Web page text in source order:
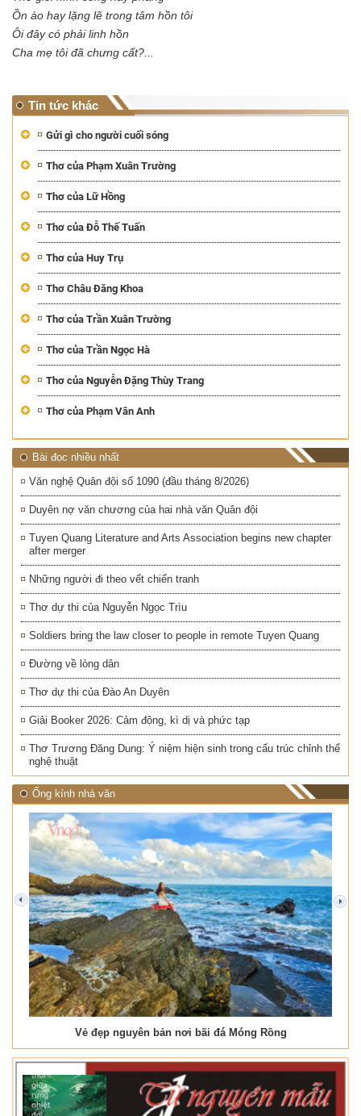
Ồn ào hay lặng lẽ trong tâm hồn tôi
Ôi đây có phải linh hồn
Cha mẹ tôi đã chưng cất?...
Tin tức khác
Gửi gì cho người cuối sóng
Thơ của Phạm Xuân Trường
Thơ của Lữ Hồng
Thơ của Đỗ Thế Tuấn
Thơ của Huy Trụ
Thơ Châu Đăng Khoa
Thơ của Trần Xuân Trường
Thơ của Trần Ngọc Hà
Thơ của Nguyễn Đặng Thùy Trang
Thơ của Phạm Vân Anh
Bài đọc nhiều nhất
Văn nghệ Quân đội số 1090 (đầu tháng 8/2026)
Duyên nợ văn chương của hai nhà văn Quân đội
Tuyen Quang Literature and Arts Association begins new chapter
after merger
Những người đi theo vết chiến tranh
Thơ dự thi của Nguyễn Ngọc Trìu
Soldiers bring the law closer to people in remote Tuyen Quang
Đường về lòng dân
Thơ dự thi của Đào An Duyên
Giải Booker 2026: Cảm động, kì dị và phức tạp
Thơ Trương Đăng Dung: Ý niệm hiện sinh trong cấu trúc chỉnh thể
nghệ thuật
Ống kính nhà văn
Vẻ đẹp nguyên bản nơi bãi đá Móng Rồng
prev next